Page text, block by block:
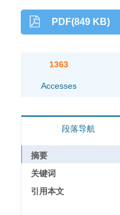
PDF(849 KB)
1363
Accesses
段落导航
摘要
关键词
引用本文